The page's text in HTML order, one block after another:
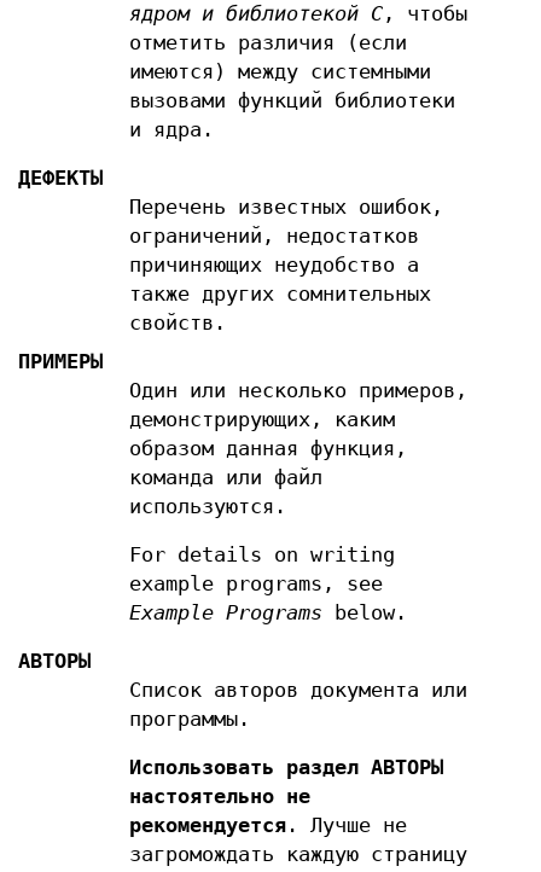
ядром и библиотекой С, чтобы
отметить различия (если
имеются) между системными
вызовами функций библиотеки
и ядра.
ДЕФЕКТЫ
Перечень известных ошибок,
ограничений, недостатков
причиняющих неудобство а
также других сомнительных
свойств.
ПРИМЕРЫ
Один или несколько примеров,
демонстрирующих, каким
образом данная функция,
команда или файл
используются.
For details on writing
example programs, see
Example Programs below.
АВТОРЫ
Список авторов документа или
программы.
Использовать раздел АВТОРЫ
настоятельно не
рекомендуется. Лучше не
загромождать каждую страницу